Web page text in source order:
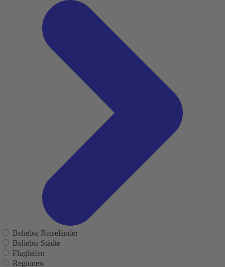
Beliebte Reiseländer
Beliebte Städte
Flughäfen
Regionen